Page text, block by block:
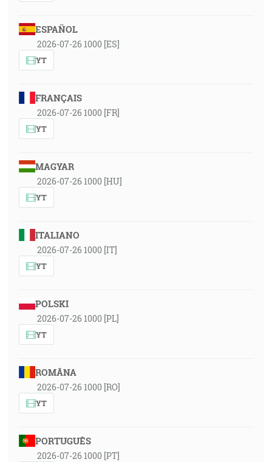
ESPAÑOL
2026-07-26 1000 [ES]
YT
FRANÇAIS
2026-07-26 1000 [FR]
YT
MAGYAR
2026-07-26 1000 [HU]
YT
ITALIANO
2026-07-26 1000 [IT]
YT
POLSKI
2026-07-26 1000 [PL]
YT
ROMÂNA
2026-07-26 1000 [RO]
YT
PORTUGUÊS
2026-07-26 1000 [PT]